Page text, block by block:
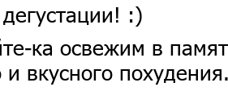
дегустации! :)
ка освежим в
вкусного